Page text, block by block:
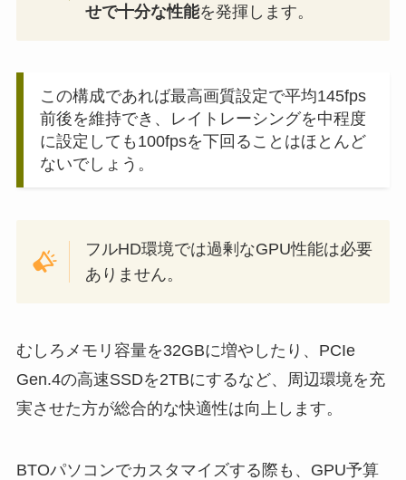
せで十分な性能を発揮します。
この構成であれば最高画質設定で平均145fps
前後を維持でき、レイトレーシングを中程度
に設定しても100fpsを下回ることはほとんど
ないでしょう。
フルHD環境では過剰なGPU性能は必要
ありません。
むしろメモリ容量を32GBに増やしたり、PCIe
Gen.4の高速SSDを2TBにするなど、周辺環境を充
実させた方が総合的な快適性は向上します。
BTOパソコンでカスタマイズする際も、GPU予算